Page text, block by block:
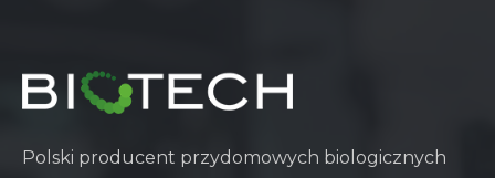
Polski producent przydomowych biologicznych